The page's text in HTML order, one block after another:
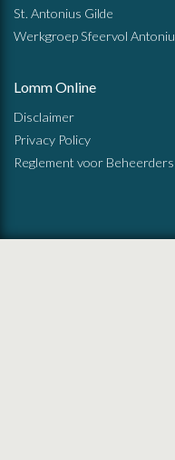
St. Antonius Gilde
Werkgroep Sfeervol
Lomm Online
Disclaimer
Privacy Policy
Reglement voor Beheerders